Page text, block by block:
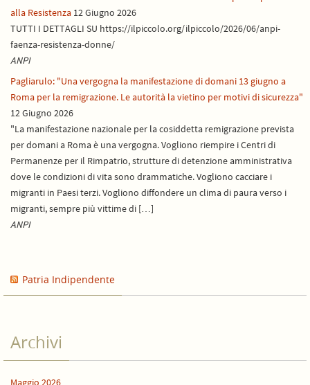
alla Resistenza 12 Giugno 2026
TUTTI I DETTAGLI SU https://ilpiccolo.org/ilpiccolo/2026/06/anpi-
faenza-resistenza-donne/
ANPI
Pagliarulo: "Una vergogna la manifestazione di domani 13 giugno a
Roma per la remigrazione. Le autorità la vietino per motivi di sicurezza"
12 Giugno 2026
"La manifestazione nazionale per la cosiddetta remigrazione prevista
per domani a Roma è una vergogna. Vogliono riempire i Centri di
Permanenze per il Rimpatrio, strutture di detenzione amministrativa
dove le condizioni di vita sono drammatiche. Vogliono cacciare i
migranti in Paesi terzi. Vogliono diffondere un clima di paura verso i
migranti, sempre più vittime di […]
ANPI
Patria Indipendente
Archivi
Maggio 2026